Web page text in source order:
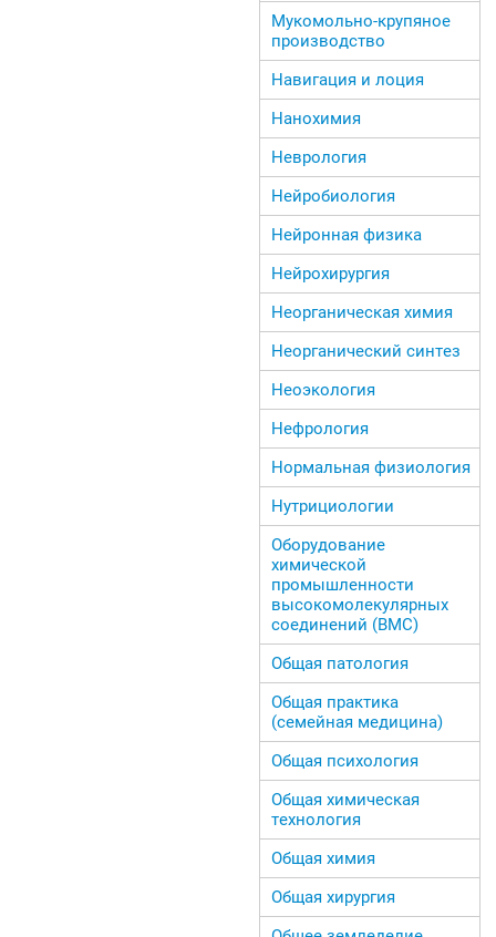
Мукомольно-крупяное
производство
Навигация и лоция
Нанохимия
Неврология
Нейробиология
Нейронная физика
Нейрохирургия
Неорганическая химия
Неорганический синтез
Неоэкология
Нефрология
Нормальная физиология
Нутрициологии
Оборудование
химической
промышленности
высокомолекулярных
соединений (ВМС)
Общая патология
Общая практика
(семейная медицина)
Общая психология
Общая химическая
технология
Общая химия
Общая хирургия